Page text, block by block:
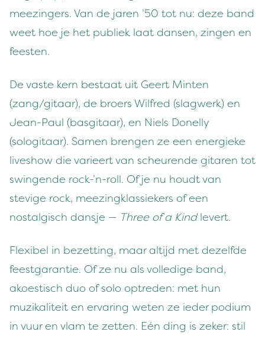
meezingers. Van de jaren ’50 tot nu: deze band
weet hoe je het publiek laat dansen, zingen en
feesten.
De vaste kern bestaat uit Geert Minten
(zang/gitaar), de broers Wilfred (slagwerk) en
Jean-Paul (basgitaar), en Niels Donelly
(sologitaar). Samen brengen ze een energieke
liveshow die varieert van scheurende gitaren tot
swingende rock-’n-roll. Of je nu houdt van
stevige rock, meezingklassiekers of een
nostalgisch dansje — Three of a Kindlevert.
Flexibel in bezetting, maar altijd met dezelfde
feestgarantie. Of ze nu als volledige band,
akoestisch duo of solo optreden: met hun
muzikaliteit en ervaring weten ze ieder podium
in vuur en vlam te zetten. Eén ding is zeker: stil